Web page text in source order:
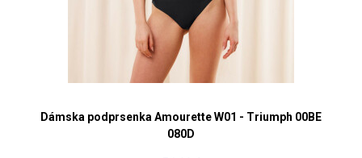
Dámska podprsenka Amourette W01 - Triumph 00BE
080D